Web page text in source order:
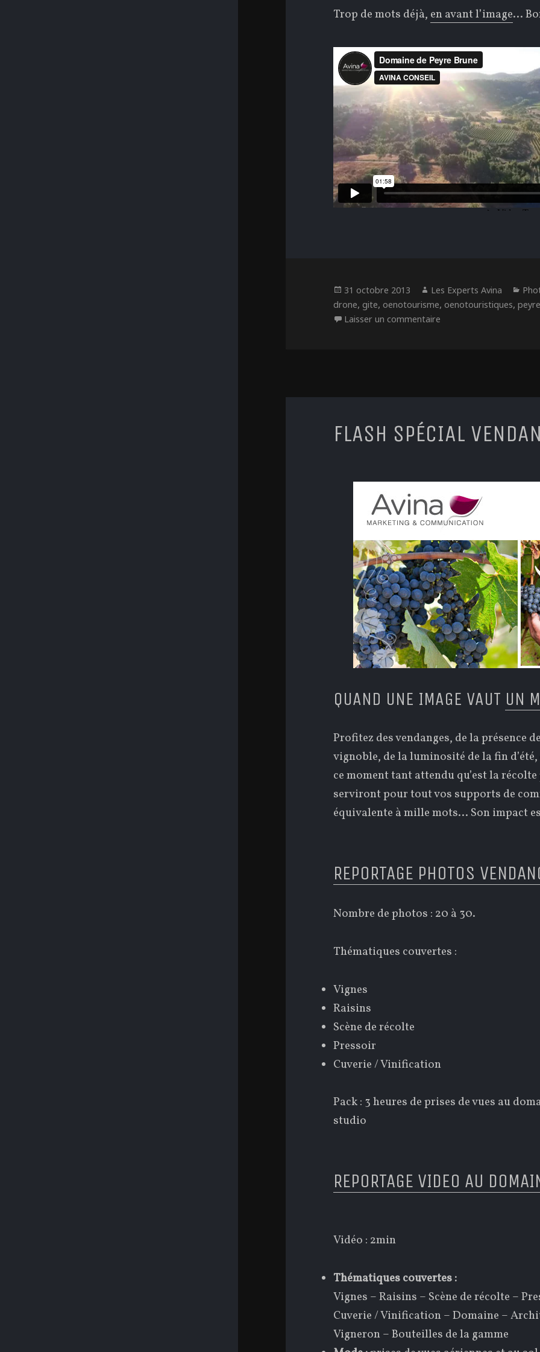
Trop de mots déjà, en avant l’image…
Publié
le
31 octobre 2013 Auteur
Les Experts Avina
drone, gite, oenotourisme, oenotouristiques,
Laisser un commentaire
FLASH SPÉCIAL
QUAND UNE IMAGE VAUT UN
Profitez des vendanges, de la présence
vignoble, de la luminosité de la fin
ce moment tant attendu qu’est la
serviront pour tout vos supports de
équivalente à mille mots… Son impact
REPORTAGE PHOTOS
Nombre de photos : 20 à 30.
Thématiques couvertes :
Vignes
Raisins
Scène de récolte
Pressoir
Cuverie / Vinification
Pack : 3 heures de prises de vues au
studio
REPORTAGE VIDEO AU
Vidéo : 2min
Thématiques couvertes :
Vignes – Raisins – Scène de récolte –
Cuverie / Vinification – Domaine –
Vigneron – Bouteilles de la gamme